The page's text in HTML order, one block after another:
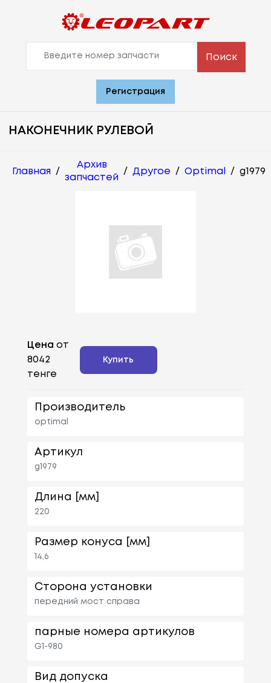
Поиск
Регистрация
НАКОНЕЧНИК РУЛЕВОЙ
Главная /
Архив
запчастей
/ Другое / Optimal / g1979
Цена от
8042
тенге
Купить
Производитель
optimal
Артикул
g1979
Длина [мм]
220
Размер конуса [мм]
14,6
Сторона установки
передний мост справа
парные номера артикулов
G1-980
Вид допуска